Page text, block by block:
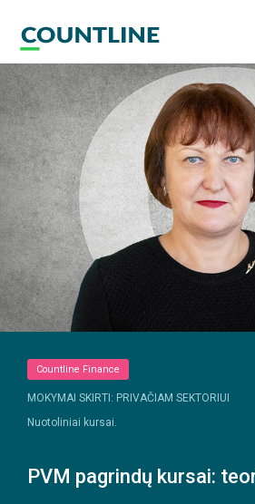
Countline Finance
MOKYMAI SKIRTI: PRIVAČIAM SEKTORIUI
Nuotoliniai kursai.
PVM pagrindų kursai: